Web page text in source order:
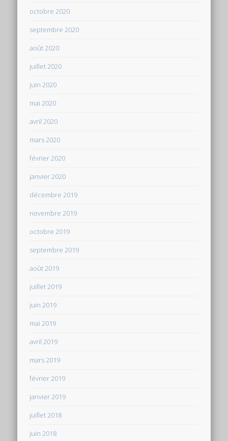
octobre 2020
septembre 2020
août 2020
juillet 2020
juin 2020
mai 2020
avril 2020
mars 2020
février 2020
janvier 2020
décembre 2019
novembre 2019
octobre 2019
septembre 2019
août 2019
juillet 2019
juin 2019
mai 2019
avril 2019
mars 2019
février 2019
janvier 2019
juillet 2018
juin 2018